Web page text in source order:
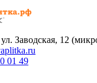
Заводская, 12
01 49